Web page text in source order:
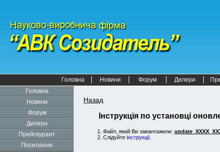
Головна Новини Форум Дилери
Головна
Новини
Форум
Дилери
Прейскурант
Посилання
Назад
Інструкція по установці
Файл, який Ви завантажили:
Слідуйте інструкції